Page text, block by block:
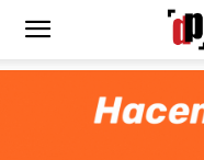
Diario